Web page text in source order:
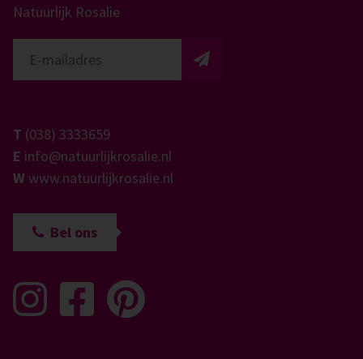
Natuurlijk Rosalie
T (038) 3333659
E info@natuurlijkrosalie.nl
W www.natuurlijkrosalie.nl
Bel ons